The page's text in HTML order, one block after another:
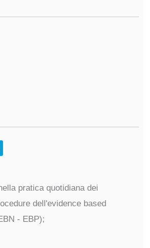
pratica quotidiana dei
dell'evidence based
- EBP);